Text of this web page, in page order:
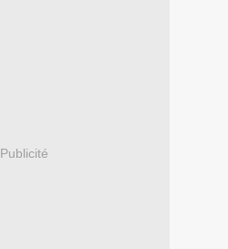
Publicité